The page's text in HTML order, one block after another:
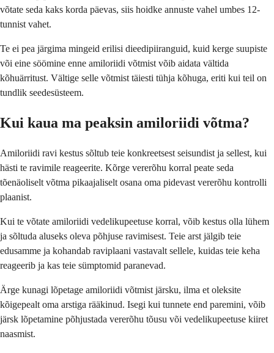
võtate seda kaks korda päevas, siis hoidke annuste vahel umbes 12-
tunnist vahet.
Te ei pea järgima mingeid erilisi dieedipiiranguid, kuid kerge suupiste
või eine söömine enne amiloriidi võtmist võib aidata vältida
kõhuärritust. Vältige selle võtmist täiesti tühja kõhuga, eriti kui teil on
tundlik seedesüsteem.
Kui kaua ma peaksin amiloriidi võtma?
Amiloriidi ravi kestus sõltub teie konkreetsest seisundist ja sellest, kui
hästi te ravimile reageerite. Kõrge vererõhu korral peate seda
tõenäoliselt võtma pikaajaliselt osana oma pidevast vererõhu kontrolli
plaanist.
Kui te võtate amiloriidi vedelikupeetuse korral, võib kestus olla lühem
ja sõltuda aluseks oleva põhjuse ravimisest. Teie arst jälgib teie
edusamme ja kohandab raviplaani vastavalt sellele, kuidas teie keha
reageerib ja kas teie sümptomid paranevad.
Ärge kunagi lõpetage amiloriidi võtmist järsku, ilma et oleksite
kõigepealt oma arstiga rääkinud. Isegi kui tunnete end paremini, võib
järsk lõpetamine põhjustada vererõhu tõusu või vedelikupeetuse kiiret
naasmist.